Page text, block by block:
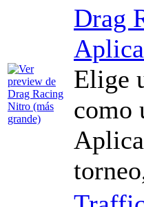
Drag
Elige
como